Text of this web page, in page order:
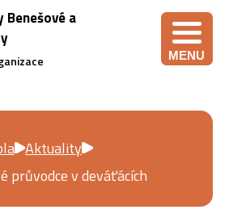
Benešové a
MENU
Aktuality
průvodce v deváťácích